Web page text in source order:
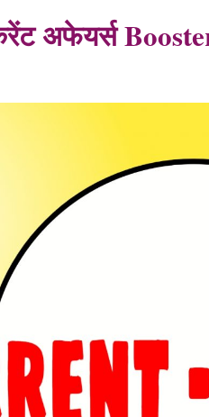
अफेयर्स